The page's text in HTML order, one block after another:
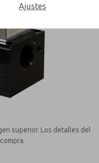
superior. Los detalles del
Controls for
Ajustes